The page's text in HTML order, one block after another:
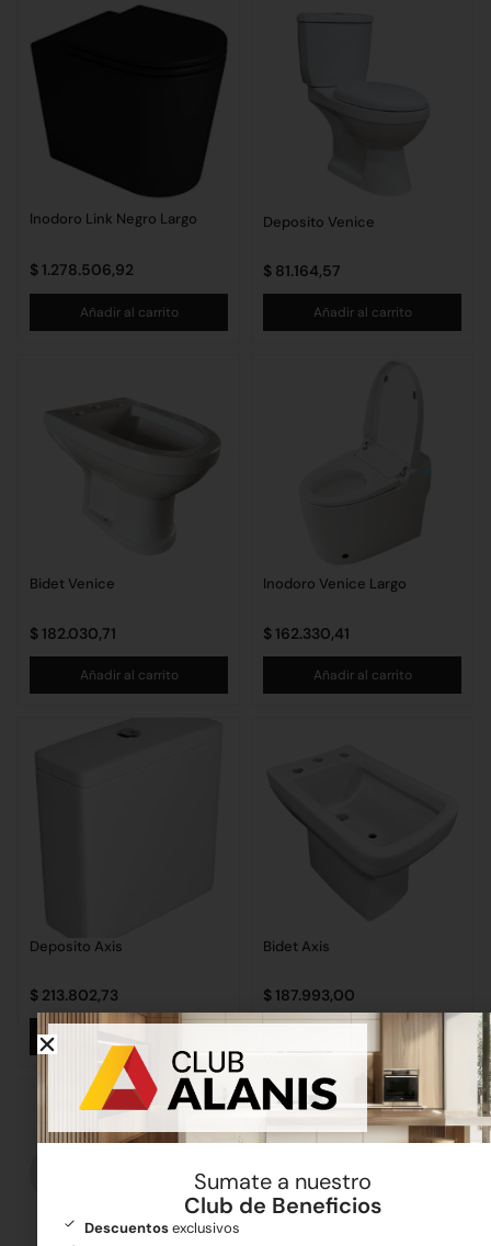
Inodoro Link Negro Largo
$ 1.278.506,92
Añadir al carrito
Deposito Venice
$ 81.164,57
Añadir al carrito
Bidet Venice
$ 182.030,71
Añadir al carrito
Inodoro Venice Largo
$ 162.330,41
Añadir al carrito
Deposito Axis
$ 213.802,73
Añadir al carrito
Bidet Axis
$ 187.993,00
Añadir al carrito
Sumate a nuestro
Club de Beneficios
Descuentosexclusivos